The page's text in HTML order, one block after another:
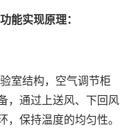
能实现原理：
室结构，空气调节柜
，通过上送风、下回风
保持温度的均匀性。